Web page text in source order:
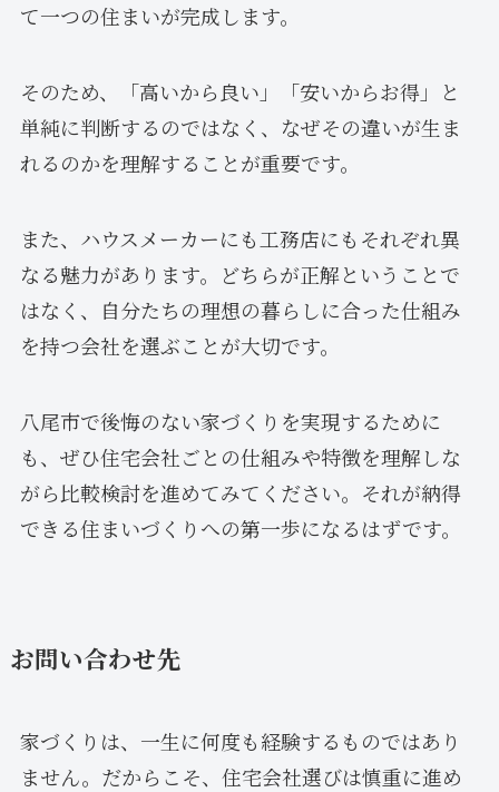
て一つの住まいが完成します。
そのため、「高いから良い」「安いからお得」と
単純に判断するのではなく、なぜその違いが生ま
れるのかを理解することが重要です。
また、ハウスメーカーにも工務店にもそれぞれ異
なる魅力があります。どちらが正解ということで
はなく、自分たちの理想の暮らしに合った仕組み
を持つ会社を選ぶことが大切です。
八尾市で後悔のない家づくりを実現するために
も、ぜひ住宅会社ごとの仕組みや特徴を理解しな
がら比較検討を進めてみてください。それが納得
できる住まいづくりへの第一歩になるはずです。
お問い合わせ先
家づくりは、一生に何度も経験するものではあり
ません。だからこそ、住宅会社選びは慎重に進め